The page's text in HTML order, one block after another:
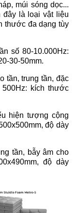
múi sóng dọc...
là loại vật liệu
thước đa dạng tùy
số 80-10.000Hz:
30-50mm.
tần, trung tần, đặc
kích thước
hiện tượng cộng
độ dày
tần, bẫy âm cho
độ dày